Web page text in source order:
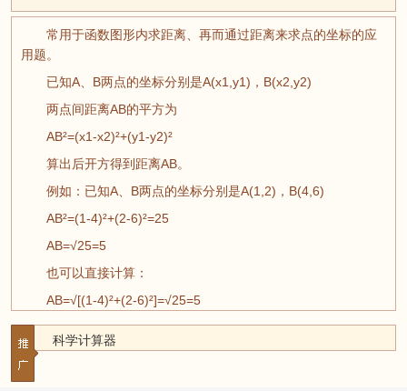
常用于函数图形内求距离、再而通过距离来求点的坐标的应
用题。
已知A、B两点的坐标分别是A(x1,y1)，B(x2,y2)
两点间距离AB的平方为
AB²=(x1-x2)²+(y1-y2)²
算出后开方得到距离AB。
例如：已知A、B两点的坐标分别是A(1,2)，B(4,6)
AB²=(1-4)²+(2-6)²=25
AB=√25=5
也可以直接计算：
AB=√[(1-4)²+(2-6)²]=√25=5
科学计算器